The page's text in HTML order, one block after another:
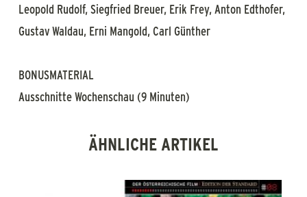
Leopold Rudolf, Siegfried Breuer, Erik Frey, Anton Edthofer,
Gustav Waldau, Erni Mangold, Carl Günther
BONUSMATERIAL
Ausschnitte Wochenschau (9 Minuten)
ÄHNLICHE ARTIKEL